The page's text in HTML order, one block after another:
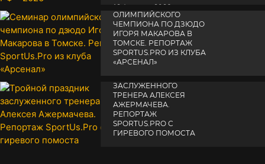
19 февраля 2026
СЕМИНАР
ОЛИМПИЙСКОГО
ЧЕМПИОНА ПО ДЗЮДО
ИГОРЯ МАКАРОВА В
ТОМСКЕ. РЕПОРТАЖ
SPORTUS.PRO ИЗ КЛУБА
«АРСЕНАЛ»
ЗАСЛУЖЕННОГО
ТРЕНЕРА АЛЕКСЕЯ
АЖЕРМАЧЕВА.
РЕПОРТАЖ
SPORTUS.PRO С
ГИРЕВОГО ПОМОСТА